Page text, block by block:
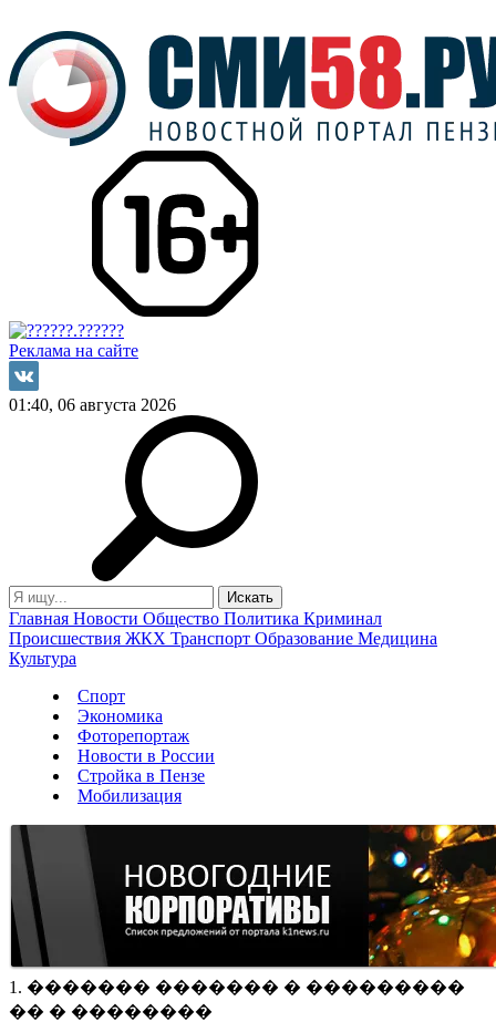
Реклама на сайте
01:40, 06 августа 2026
Главная Новости Общество Политика Криминал
Происшествия ЖКХ Транспорт Образование Медицина
Культура
Спорт
Экономика
Фоторепортаж
Новости в России
Стройка в Пензе
Мобилизация
1. ������� ������� � ���������
�� � ��������